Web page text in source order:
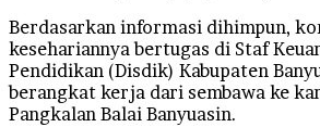
Berdasarkan informasi dihimpun,
kesehariannya bertugas di Staf
Pendidikan (Disdik) Kabupaten
berangkat kerja dari sembawa ke
Pangkalan Balai Banyuasin.